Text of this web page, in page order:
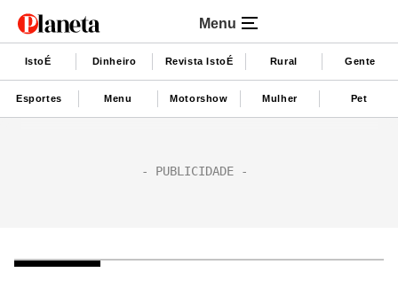
Menu
IstoÉ Dinheiro Revista IstoÉ Rural Gente
Esportes Menu Motorshow Mulher Pet